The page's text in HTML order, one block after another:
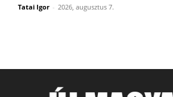
Tatai Igor - 2026, augusztus 7.